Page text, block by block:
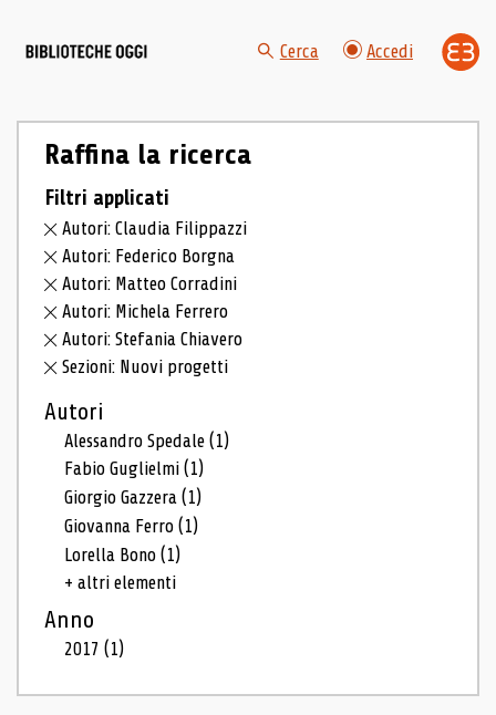
Cerca Accedi
Raffina la ricerca
Filtri applicati
Autori: Claudia Filippazzi
Autori: Federico Borgna
Autori: Matteo Corradini
Autori: Michela Ferrero
Autori: Stefania Chiavero
Sezioni: Nuovi progetti
Autori
Alessandro Spedale(1)
Fabio Guglielmi(1)
Giorgio Gazzera(1)
Giovanna Ferro(1)
Lorella Bono(1)
+ altri elementi
Anno
2017(1)